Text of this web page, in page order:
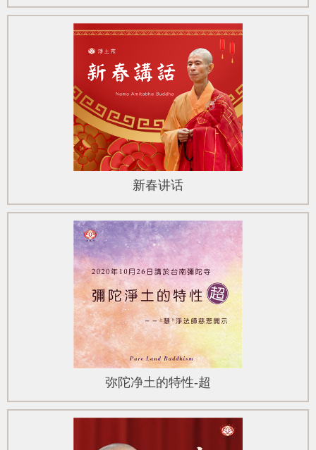
新春讲话
弥陀净土的特性-超